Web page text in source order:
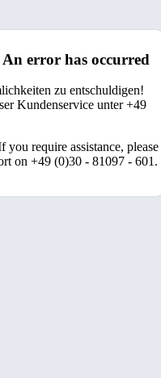
error has occurred
zu entschuldigen!
Kundenservice unter +49
require assistance, please
on +49 (0)30 - 81097 - 601.